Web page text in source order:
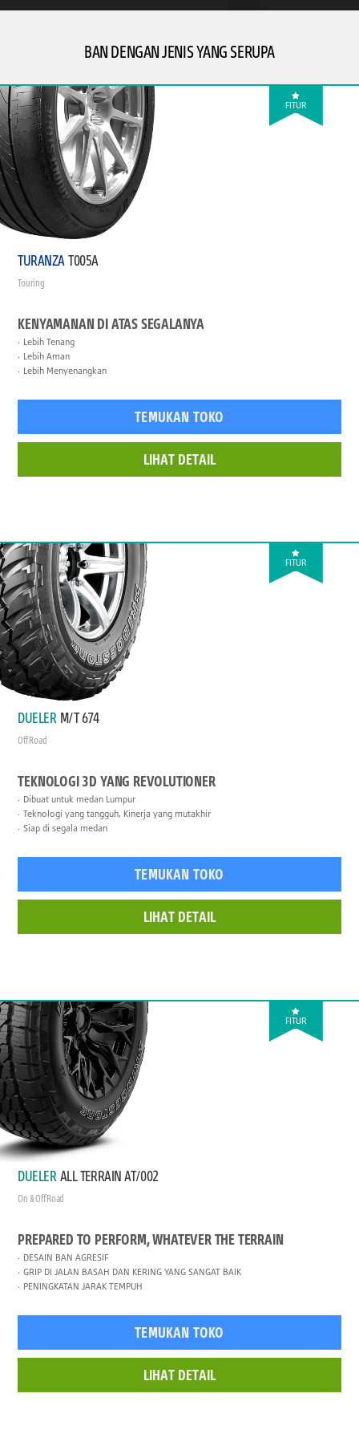
BAN DENGAN JENIS YANG SERUPA
FITUR
TURANZAT005A
Touring
KENYAMANAN DI ATAS SEGALANYA
Lebih Tenang
Lebih Aman
Lebih Menyenangkan
TEMUKAN TOKO
LIHAT DETAIL
FITUR
DUELER M/T 674
Off Road
TEKNOLOGI 3D YANG REVOLUTIONER
Dibuat untuk medan Lumpur
Teknologi yang tangguh, Kinerja yang mutakhir
Siap di segala medan
TEMUKAN TOKO
LIHAT DETAIL
FITUR
DUELER ALL TERRAIN AT/002
On & Off Road
PREPARED TO PERFORM, WHATEVER THE TERRAIN
DESAIN BAN AGRESIF
GRIP DI JALAN BASAH DAN KERING YANG SANGAT BAIK
PENINGKATAN JARAK TEMPUH
TEMUKAN TOKO
LIHAT DETAIL